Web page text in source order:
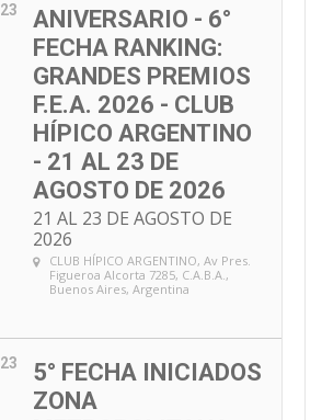
23
ANIVERSARIO - 6°
FECHA RANKING:
GRANDES PREMIOS
F.E.A. 2026 - CLUB
HÍPICO ARGENTINO
- 21 AL 23 DE
AGOSTO DE 2026
21 AL 23 DE AGOSTO DE
2026
CLUB HÍPICO ARGENTINO, Av Pres.
Figueroa Alcorta 7285, C.A.B.A.,
Buenos Aires, Argentina
23
5° FECHA INICIADOS
ZONA